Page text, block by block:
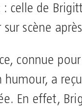
: celle de
sur scène
connue
humour, a
En effet,